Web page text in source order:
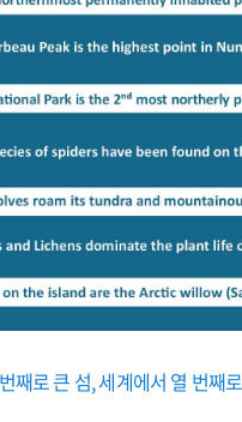
째로 큰 섬, 세계에서 열 번째